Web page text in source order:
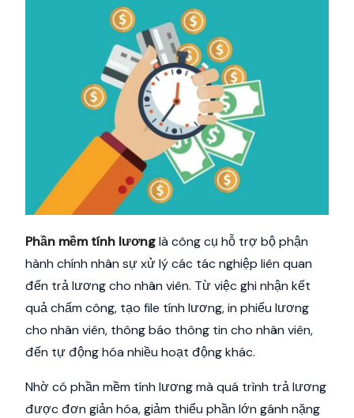
Phần mềm tính lươnglà công cụ hỗ trợ bộ phận
hành chính nhân sự xử lý các tác nghiệp liên quan
đến trả lương cho nhân viên. Từ việc ghi nhận kết
quả chấm công, tạo file tính lương, in phiếu lương
cho nhân viên, thông báo thông tin cho nhân viên,
đến tự động hóa nhiều hoạt động khác.
Nhờ có phần mềm tính lương mà quá trình trả lương
được đơn giản hóa, giảm thiểu phần lớn gánh nặng